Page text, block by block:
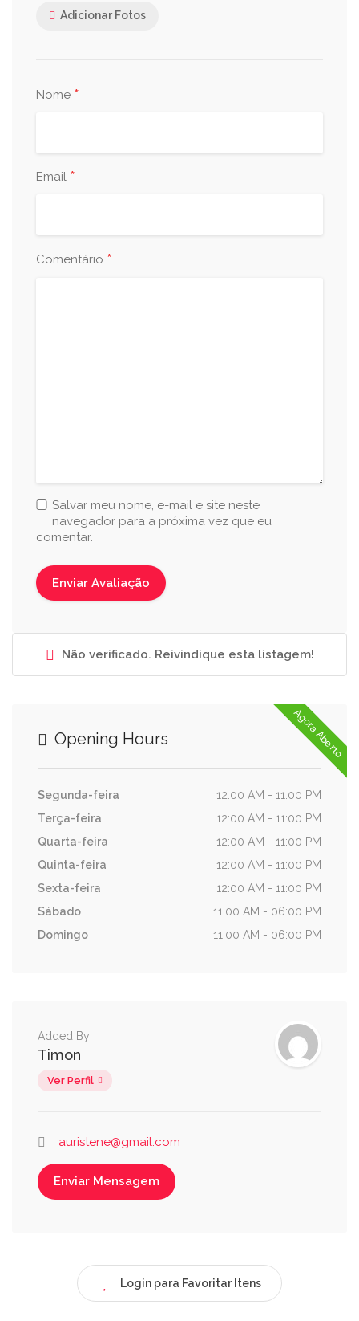
Adicionar Fotos
Nome *
Email *
Comentário *
Salvar meu nome, e-mail e site neste
navegador para a próxima vez que eu
comentar.
Não verificado. Reivindique esta listagem!
Agora Aberto
Opening Hours
Segunda-feira
12:00 AM - 11:00 PM
Terça-feira
12:00 AM - 11:00 PM
Quarta-feira
12:00 AM - 11:00 PM
Quinta-feira
12:00 AM - 11:00 PM
Sexta-feira
12:00 AM - 11:00 PM
Sábado
11:00 AM - 06:00 PM
Domingo
11:00 AM - 06:00 PM
Added By
Timon
Ver Perfil
auristene@gmail.com
Enviar Mensagem
Login para Favoritar Itens